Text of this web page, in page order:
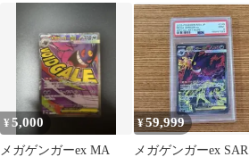
ク MEGAドリームex
キ…
¥5,000
メガゲンガーex MA
¥59,999
メガゲンガーex SAR